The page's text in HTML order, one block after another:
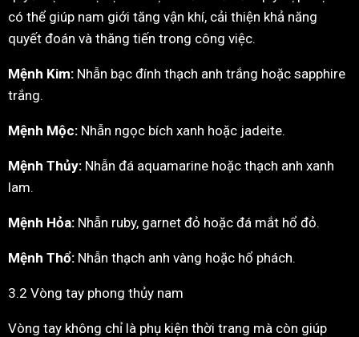
có thể giúp nam giới tăng vận khí, cải thiện khả năng
quyết đoán và thăng tiến trong công việc.
Mệnh Kim: Nhẫn bạc đính thạch anh trắng hoặc sapphire
trắng.
Mệnh Mộc: Nhẫn ngọc bích xanh hoặc jadeite.
Mệnh Thủy: Nhẫn đá aquamarine hoặc thạch anh xanh
lam.
Mệnh Hỏa: Nhẫn ruby, garnet đỏ hoặc đá mắt hổ đỏ.
Mệnh Thổ: Nhẫn thạch anh vàng hoặc hổ phách.
3.2 Vòng tay phong thủy nam
Vòng tay không chỉ là phụ kiện thời trang mà còn giúp